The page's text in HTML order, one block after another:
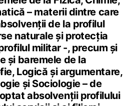
– materii dintre care
de la profilul
naturale și protecția
militar -, precum și
și baremele de la
Logică și argumentare,
și Sociologie – de
absolvenții profilului